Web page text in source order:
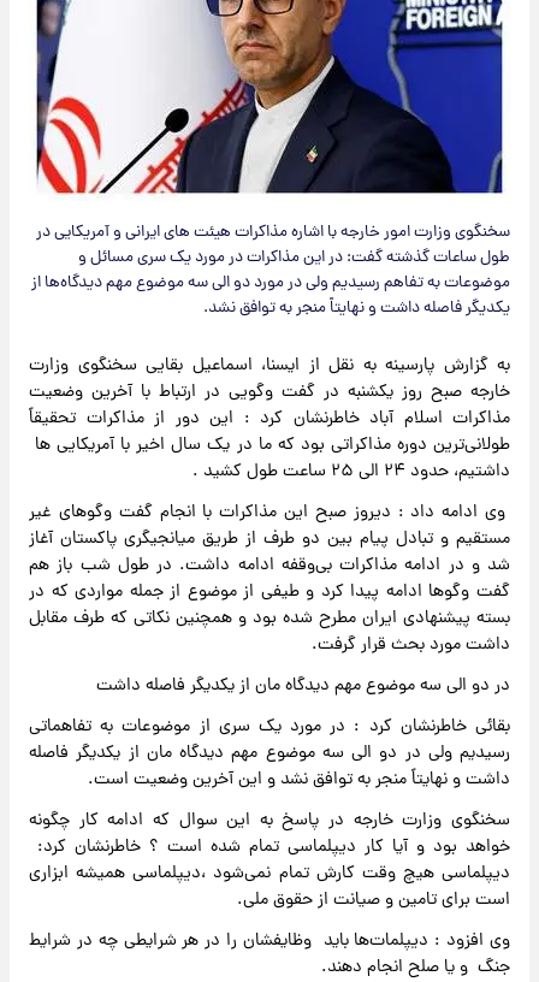
سخنگوی وزارت امور خارجه با اشاره مذاکرات هیئت های ایرانی و آمریکایی در
طول ساعات گذشته گفت: در این مذاکرات در مورد یک سری مسائل و
موضوعات به تفاهم رسیدیم ولی در مورد دو الی سه موضوع مهم دیدگاه‌ها از
یکدیگر فاصله داشت و نهایتاً منجر به توافق نشد.
به گزارش پارسینه به نقل از ایسنا، اسماعیل بقایی سخنگوی وزارت
خارجه صبح روز یکشنبه در گفت وگویی در ارتباط با آخرین وضعیت
مذاکرات اسلام آباد خاطرنشان کرد : این دور از مذاکرات تحقیقاً
طولانی‌ترین دوره مذاکراتی بود که ما در یک سال اخیر با آمریکایی ها
داشتیم، حدود ۲۴ الی ۲۵ ساعت طول کشید .
وی ادامه داد : دیروز صبح این مذاکرات با انجام گفت وگوهای غیر
مستقیم و تبادل پیام بین دو طرف از طریق میانجیگری پاکستان آغاز
شد و در ادامه مذاکرات بی‌وقفه ادامه داشت. در طول شب باز هم
گفت وگوها ادامه پیدا کرد و طیفی از موضوع از جمله مواردی که در
بسته پیشنهادی ایران مطرح شده بود و همچنین نکاتی که طرف مقابل
داشت مورد بحث قرار گرفت.
در دو الی سه موضوع مهم دیدگاه مان از یکدیگر فاصله داشت
بقائی خاطرنشان کرد : در مورد یک سری از موضوعات به تفاهماتی
رسیدیم ولی در دو الی سه موضوع مهم دیدگاه مان از یکدیگر فاصله
داشت و نهایتاً منجر به توافق نشد و این آخرین وضعیت است.
سخنگوی وزارت خارجه در پاسخ به این سوال که ادامه کار چگونه
خواهد بود و آیا کار دیپلماسی تمام شده است ؟ خاطرنشان کرد:
دیپلماسی هیچ وقت کارش تمام نمی‌شود ،دیپلماسی همیشه ابزاری
است برای تامین و صیانت از حقوق ملی.
وی افزود : دیپلمات‌ها باید وظایفشان را در هر شرایطی چه در شرایط
جنگ و یا صلح انجام دهند.